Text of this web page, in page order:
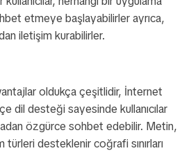
etmeye başlayabilirler ayrıca,
iletişim kurabilirler.
oldukça çeşitlidir, İnternet
dil desteği sayesinde kullanıcılar
özgürce sohbet edebilir. Metin,
desteklenir coğrafi sınırları